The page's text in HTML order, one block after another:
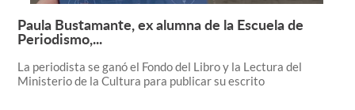
Formación Continua
Estudiantes
Leer más +
Paula Bustamante, ex alumna de la Escuela de
Periodismo,...
La periodista se ganó el Fondo del Libro y la Lectura del
Ministerio de la Cultura para publicar su escrito